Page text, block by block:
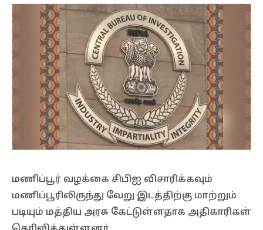
மணிப்பூர் வழக்கை சிபிஐ விசாரிக்கவும்
மணிப்பூரிலிருந்து வேறு இடத்திற்கு மாற்றும்
படியும் மத்திய அரசு கேட்டுள்ளதாக அதிகாரிகள்